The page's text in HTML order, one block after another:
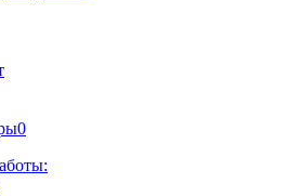
0